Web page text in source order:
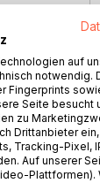
heute von
- effektiv
AUTOR/IN
auf
notwendig.
Fingerprints
Seite besucht
zu
Drittanbieter
Tracking-Pixel,
Auf unserer
Plattformen).